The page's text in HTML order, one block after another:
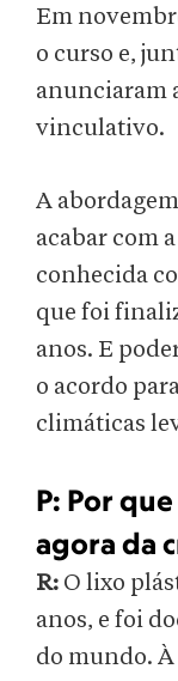
Em
o curso e,
anunciaram
vinculativo.
A
acabar com
conhecida
que foi
anos. E
o acordo
climáticas
P: Por
agora da
R: O lixo
anos, e foi
do mundo.